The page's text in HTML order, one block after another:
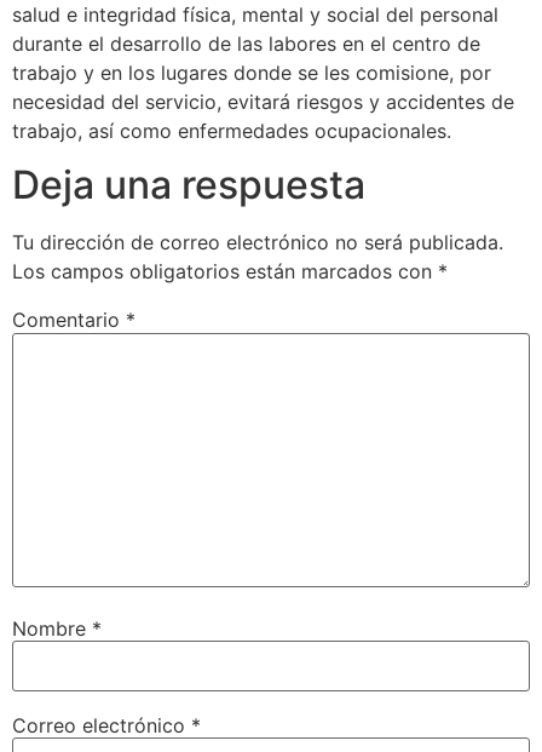
salud e integridad física, mental y social del personal
durante el desarrollo de las labores en el centro de
trabajo y en los lugares donde se les comisione, por
necesidad del servicio, evitará riesgos y accidentes de
trabajo, así como enfermedades ocupacionales.
Deja una respuesta
Tu dirección de correo electrónico no será publicada.
Los campos obligatorios están marcados con *
Comentario *
Nombre *
Correo electrónico *